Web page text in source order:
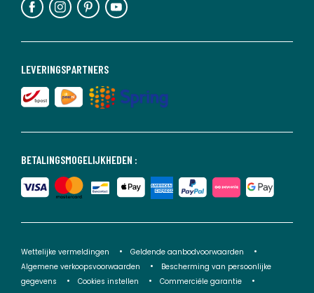
BETALINGSMOGELIJKHEDEN :
LEVERINGSPARTNERS
Wettelijke vermeldingen
Geldende aanbodvoorwaarden
Algemene verkoopsvoorwaarden
Bescherming van persoonlijke
gegevens
Cookies instellen
Commerciële garantie